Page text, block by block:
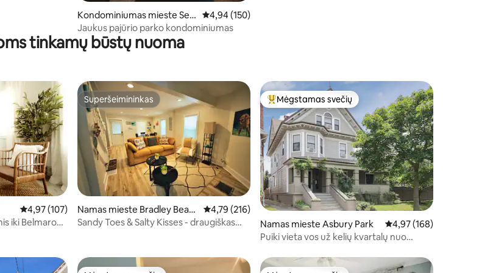
Kondominiumas mieste Sea
side Park
Vidutinis įvertinimas: 4,94 iš 5, atsiliepimų: 150
4,94 (150)
Jaukus pajūrio parko kondominiumas
tinkamų būstų nuoma
254
Vidutinis įvertinimas: 4,97 iš 5, atsiliepimų: 107
4,97 (107)
iki Belmaro
Superšeimininkas
Superšeimininkas
Namas mieste Bradley Beac
h
Vidutinis įvertinimas: 4,79 iš 5, atsiliepimų: 216
4,79 (216)
Sandy Toes & Salty Kisses - draugiškas
Svečių mėgstamiausias
Mėgstamas svečių
Namas mieste Asbury Park Vidutinis įvertinimas:
4,97 (168)
Puiki vieta vos už kelių kvartalų nuo